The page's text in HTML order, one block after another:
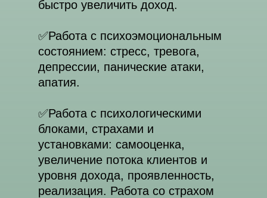
быстро увеличить доход.
✅️Работа с психоэмоциональным
состоянием: стресс, тревога,
депрессии, панические атаки,
апатия.
✅️Работа с психологическими
блоками, страхами и
установками: самооценка,
увеличение потока клиентов и
уровня дохода, проявленность,
реализация. Работа со страхом